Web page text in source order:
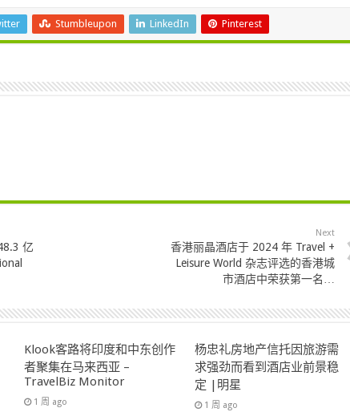
Stumbleupon LinkedIn Pinterest
亿
Next
香港丽晶酒店于 2024 年 Travel +
Leisure World 杂志评选的香港城
市酒店中荣获第一名…
Klook客路将印度和中东创作
者聚集在马来西亚 –
TravelBiz Monitor
1 周 ago
杨忠礼房地产信托因旅游需
求强劲而看到酒店业前景稳
定 |明星
1 周 ago